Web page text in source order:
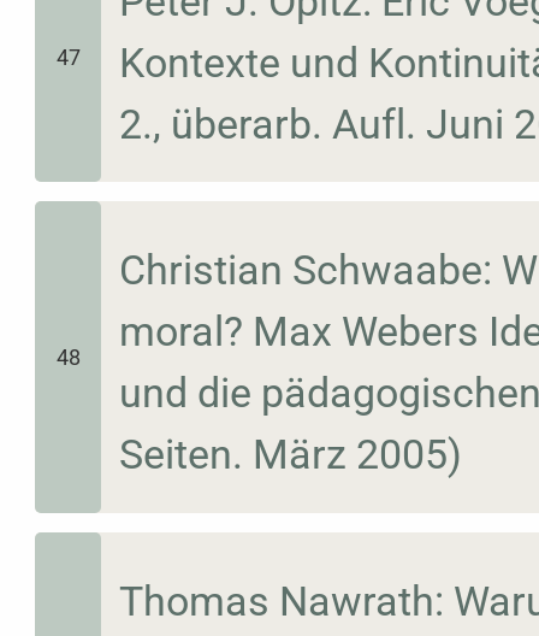
47
Kontexte und
2., überarb. Aufl. Juni
48
Christian Schwaabe:
moral? Max Webers
und die
Seiten. März 2005)
Thomas Nawrath: